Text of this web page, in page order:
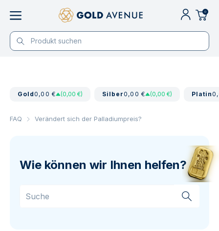
0
Gold0,00 € (0,00 €) Silber0,00 € (0,00 €) Platin
FAQ Verändert sich der Palladiumpreis?
Wie können wir Ihnen helfen?